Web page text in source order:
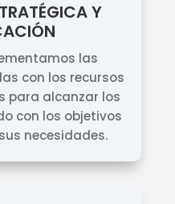
Y
las
con los recursos
para alcanzar los
con los objetivos
necesidades.